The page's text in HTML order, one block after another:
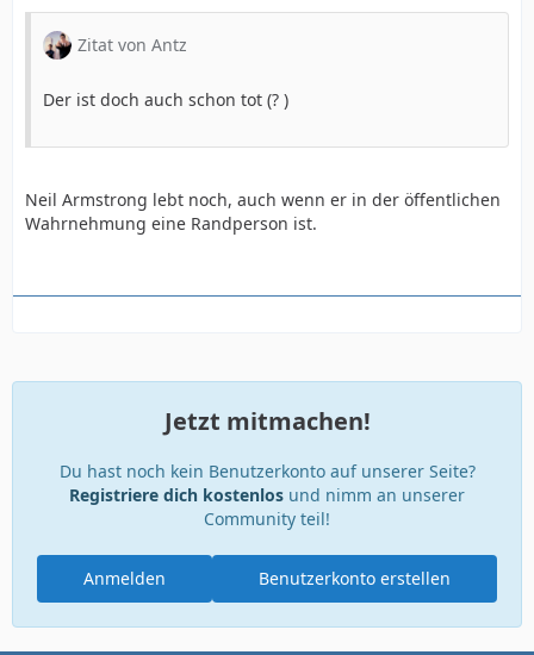
Zitat von Antz
Der ist doch auch schon tot (? )
Neil Armstrong lebt noch, auch wenn er in der öffentlichen
Wahrnehmung eine Randperson ist.
Jetzt mitmachen!
Du hast noch kein Benutzerkonto auf unserer Seite?
Registriere dich kostenlos und nimm an unserer
Community teil!
Benutzerkonto erstellen
Anmelden